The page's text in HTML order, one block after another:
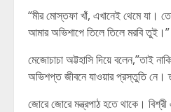
“মীর মোস্তফা খাঁ, এখানেই থেমে যা।
আমার অভিশাপে তিলে তিলে মরবি তুই।”
মেজোচাচা অট্টহাসি দিয়ে বলেন,”তাই
অভিশপ্ত জীবনে যাওয়ার প্রস্তুতি নে।
জোরে জোরে মন্ত্রপাঠ হতে থাকে।